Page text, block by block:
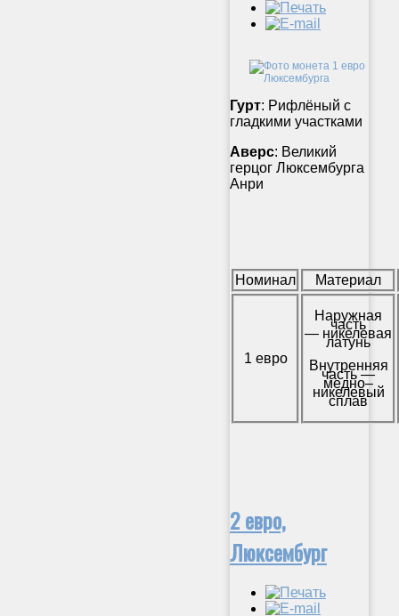
Гурт: Рифлёный с
гладкими участками
Аверс: Великий
герцог Люксембурга
Анри
Номинал Материал
1 евро
Наружная
часть
— никелевая
латунь
Внутренняя
часть —
медно–
никелевый
сплав
2 евро,
Люксембург